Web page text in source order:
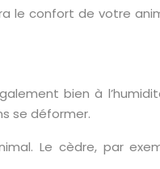
le confort de votre
bien à
se déformer.
Le cèdre, par